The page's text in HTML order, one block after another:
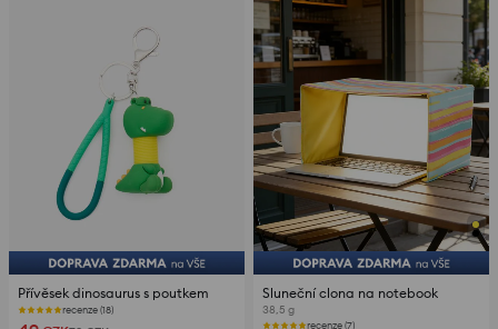
Přívěsek dinosaurus s poutkem
recenze (18)
Sluneční clona na notebook
38,5 g
recenze (7)